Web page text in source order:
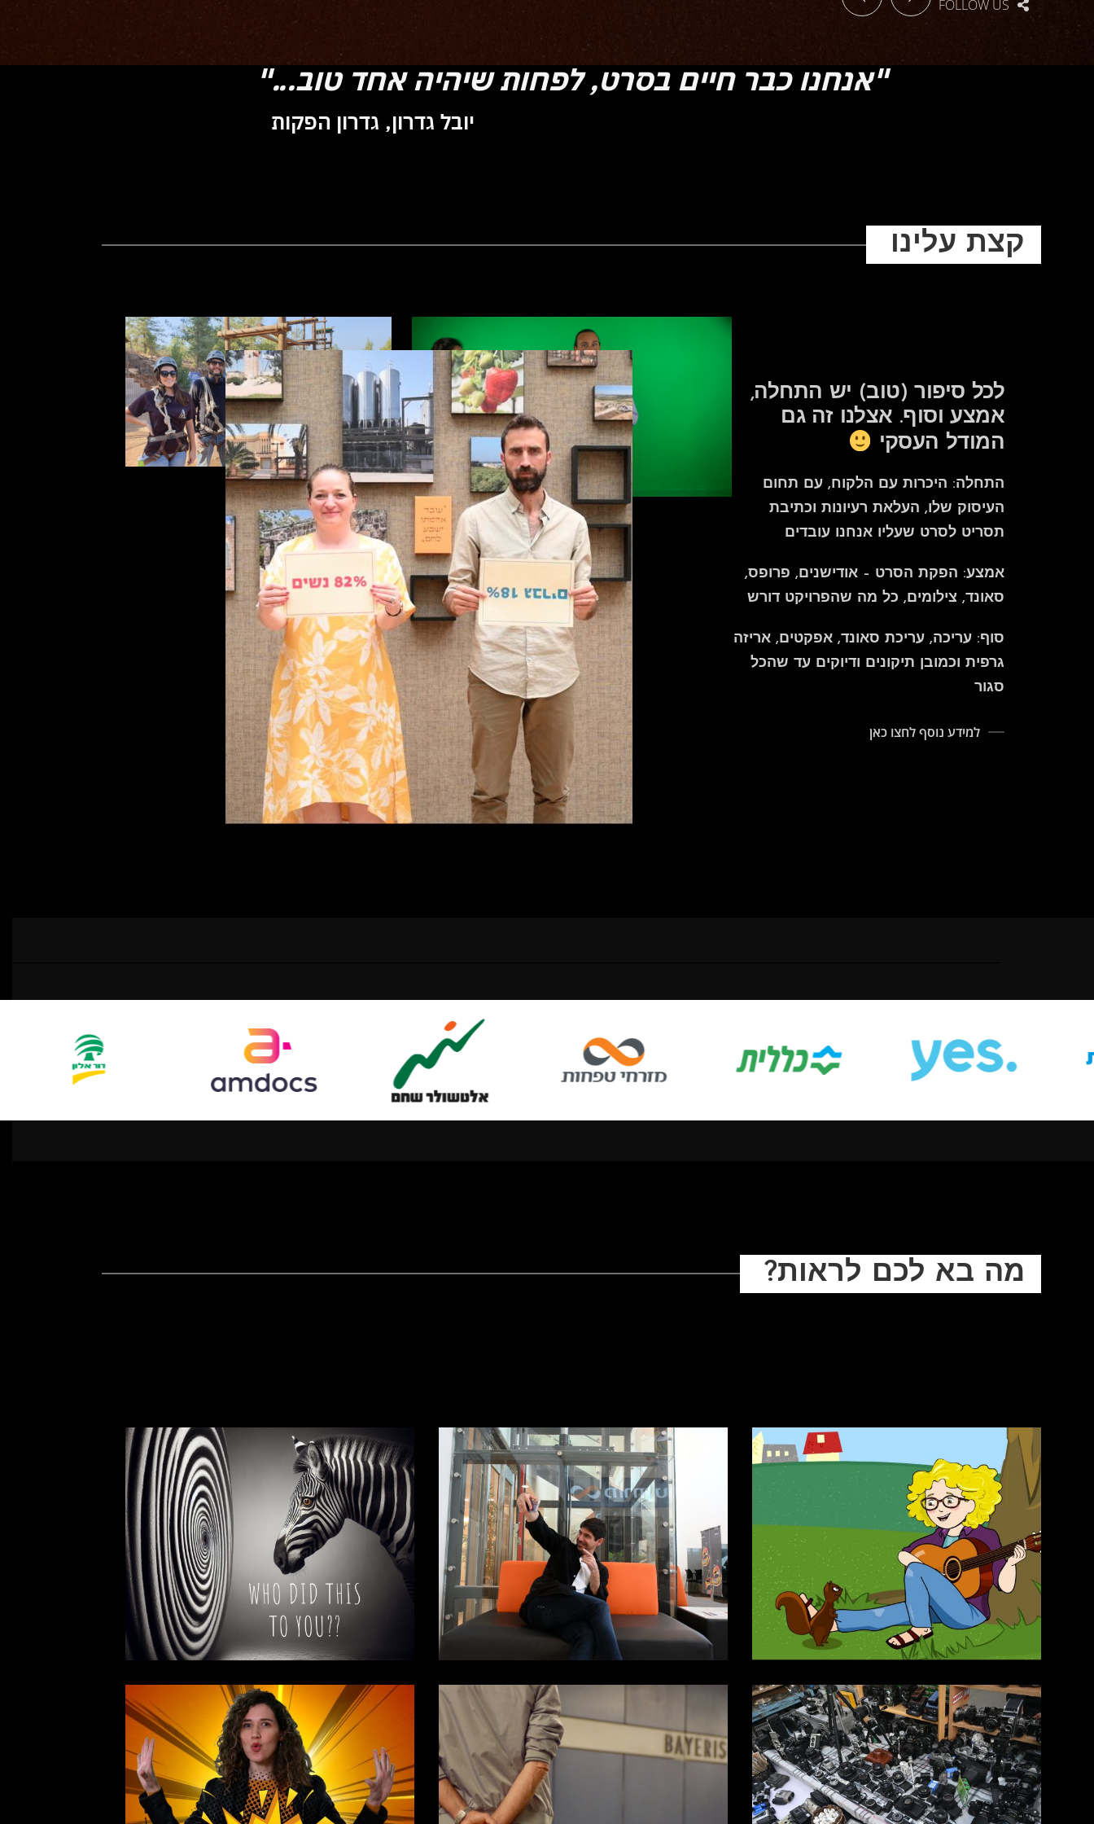
FOLLOW US
"אנחנו כבר חיים בסרט, לפחות שיהיה אחד טוב..."
יובל גדרון, גדרון הפקות
לכל סיפור (טוב) יש התחלה,
אמצע וסוף. אצלנו זה גם
המודל העסקי
התחלה: היכרות עם הלקוח, עם תחום
העיסוק שלו, העלאת רעיונות וכתיבת
תסריט לסרט שעליו אנחנו עובדים
אמצע: הפקת הסרט – אודישנים, פרופס,
סאונד, צילומים, כל מה שהפרויקט דורש
סוף: עריכה, עריכת סאונד, אפקטים, אריזה
גרפית וכמובן תיקונים ודיוקים עד שהכל
סגור
למידע נוסף לחצו כאן